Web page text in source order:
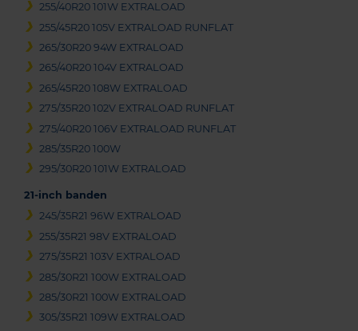
255/40R20 101W EXTRALOAD
255/45R20 105V EXTRALOAD RUNFLAT
265/30R20 94W EXTRALOAD
265/40R20 104V EXTRALOAD
265/45R20 108W EXTRALOAD
275/35R20 102V EXTRALOAD RUNFLAT
275/40R20 106V EXTRALOAD RUNFLAT
285/35R20 100W
295/30R20 101W EXTRALOAD
21-inch banden
245/35R21 96W EXTRALOAD
255/35R21 98V EXTRALOAD
275/35R21 103V EXTRALOAD
285/30R21 100W EXTRALOAD
285/30R21 100W EXTRALOAD
305/35R21 109W EXTRALOAD